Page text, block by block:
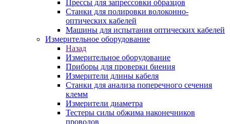
Прессы для запрессовки образцов
Станки для полировки волоконно-
оптических кабелей
Машины для испытания оптических кабелей
Измерительное оборудование
Назад
Измерительное оборудование
Приборы для проверки биения
Измерители длины кабеля
Станки для анализа поперечного сечения
клемм
Измерители диаметра
Тестеры силы обжима наконечников
проводов